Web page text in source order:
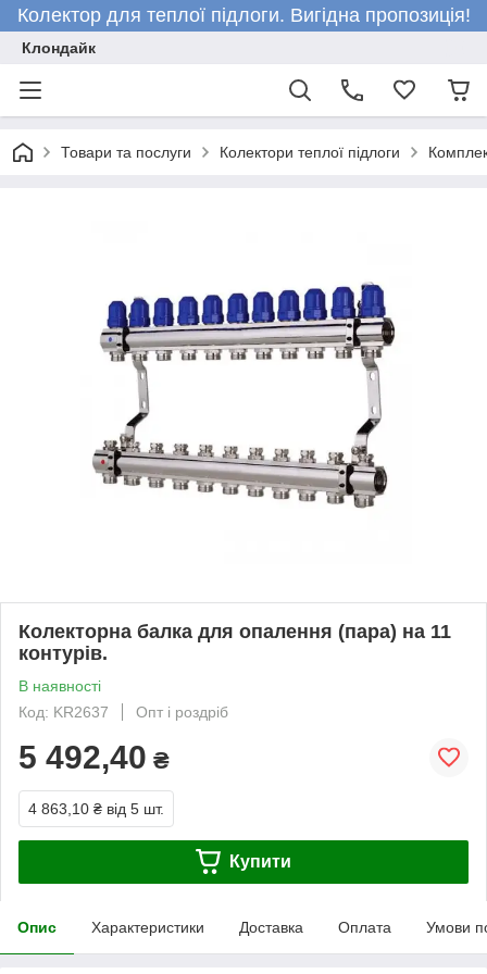
Колектор для теплої підлоги. Вигідна пропозиція!
Клондайк
Товари та послуги Колектори теплої підлоги
Колекторна балка для опалення (пара) на 11
контурів.
В наявності
Код: KR2637
Опт і роздріб
5 492,40 ₴
4 863,10 ₴ від 5 шт.
Купити
Опис Характеристики Доставка Оплата Умови